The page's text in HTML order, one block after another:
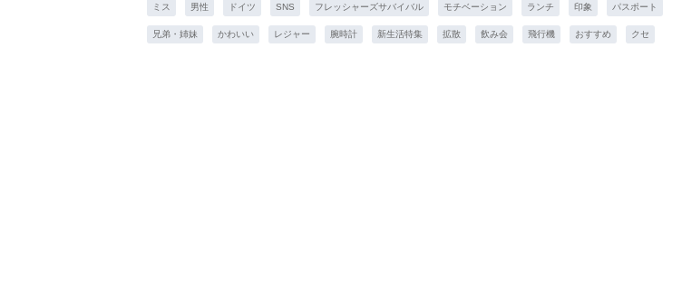
ミス 男性 ドイツ SNS フレッシャーズサバイバル モチベーション ランチ 印象 パスポート
兄弟・姉妹 かわいい レジャー 腕時計 新生活特集 拡散 飲み会 飛行機 おすすめ クセ